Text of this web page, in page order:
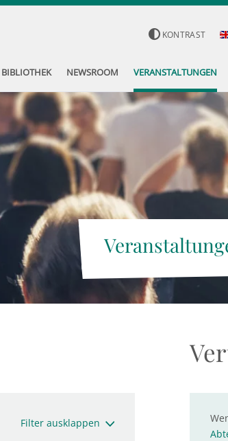
KONTRAST
BIBLIOTHEK NEWSROOM VERANSTALTUNGEN
Filter ausklappen